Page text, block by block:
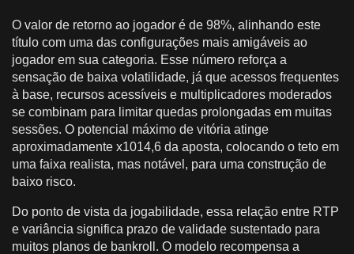
O valor de retorno ao jogador é de 98%, alinhando este
título com uma das configurações mais amigáveis ao
jogador em sua categoria. Esse número reforça a
sensação de baixa volatilidade, já que acessos frequentes
à base, recursos acessíveis e multiplicadores moderados
se combinam para limitar quedas prolongadas em muitas
sessões. O potencial máximo de vitória atinge
aproximadamente x1014,6 da aposta, colocando o teto em
uma faixa realista, mas notável, para uma construção de
baixo risco.
Do ponto de vista da jogabilidade, essa relação entre RTP
e variância significa prazo de validade sustentado para
muitos planos de bankroll. O modelo recompensa a